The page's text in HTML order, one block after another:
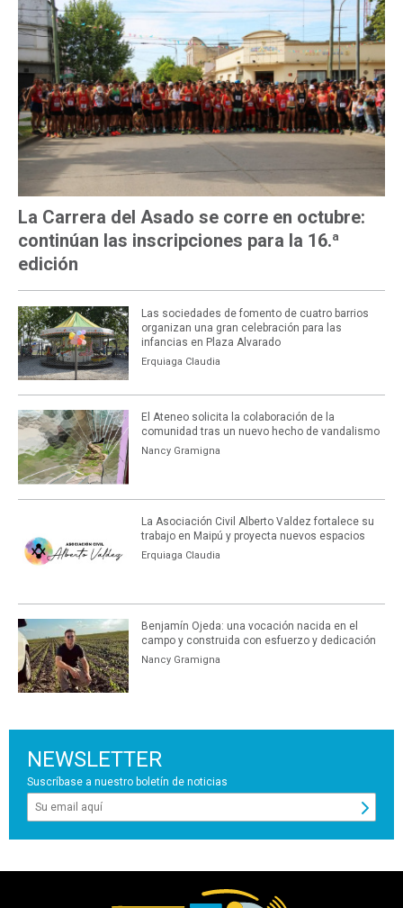
La Carrera del Asado se corre en octubre:
continúan las inscripciones para la 16.ª
edición
Las sociedades de fomento de cuatro barrios
organizan una gran celebración para las
infancias en Plaza Alvarado
Erquiaga Claudia
El Ateneo solicita la colaboración de la
comunidad tras un nuevo hecho de vandalismo
Nancy Gramigna
La Asociación Civil Alberto Valdez fortalece su
trabajo en Maipú y proyecta nuevos espacios
Erquiaga Claudia
Benjamín Ojeda: una vocación nacida en el
campo y construida con esfuerzo y dedicación
Nancy Gramigna
NEWSLETTER
Suscríbase a nuestro boletín de noticias